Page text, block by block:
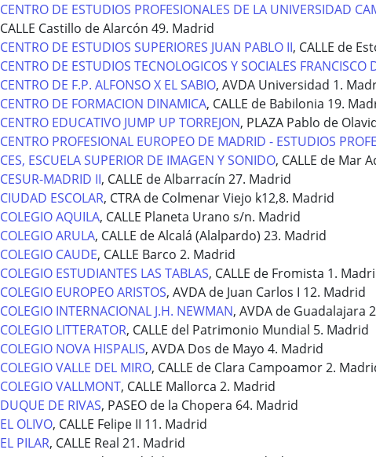
CENTRO DE ESTUDIOS PROFESIONALES DE LA UNIVERSIDAD
CALLE Castillo de Alarcón 49. Madrid
CENTRO DE ESTUDIOS SUPERIORES JUAN PABLO II, CALLE de
CENTRO DE ESTUDIOS TECNOLOGICOS Y SOCIALES FRANCISCO
CENTRO DE F.P. ALFONSO X EL SABIO, AVDA Universidad 1.
CENTRO DE FORMACION DINAMICA, CALLE de Babilonia 19.
CENTRO EDUCATIVO JUMP UP TORREJON, PLAZA Pablo de
CENTRO PROFESIONAL EUROPEO DE MADRID - ESTUDIOS
CES, ESCUELA SUPERIOR DE IMAGEN Y SONIDO, CALLE de Mar
CESUR-MADRID II, CALLE de Albarracín 27. Madrid
CIUDAD ESCOLAR, CTRA de Colmenar Viejo k12,8. Madrid
COLEGIO AQUILA, CALLE Planeta Urano s/n. Madrid
COLEGIO ARULA, CALLE de Alcalá (Alalpardo) 23. Madrid
COLEGIO CAUDE, CALLE Barco 2. Madrid
COLEGIO ESTUDIANTES LAS TABLAS, CALLE de Fromista 1.
COLEGIO EUROPEO ARISTOS, AVDA de Juan Carlos I 12. Madrid
COLEGIO INTERNACIONAL J.H. NEWMAN, AVDA de Guadalajara
COLEGIO LITTERATOR, CALLE del Patrimonio Mundial 5. Madrid
COLEGIO NOVA HISPALIS, AVDA Dos de Mayo 4. Madrid
COLEGIO VALLE DEL MIRO, CALLE de Clara Campoamor 2.
COLEGIO VALLMONT, CALLE Mallorca 2. Madrid
DUQUE DE RIVAS, PASEO de la Chopera 64. Madrid
EL OLIVO, CALLE Felipe II 11. Madrid
EL PILAR, CALLE Real 21. Madrid